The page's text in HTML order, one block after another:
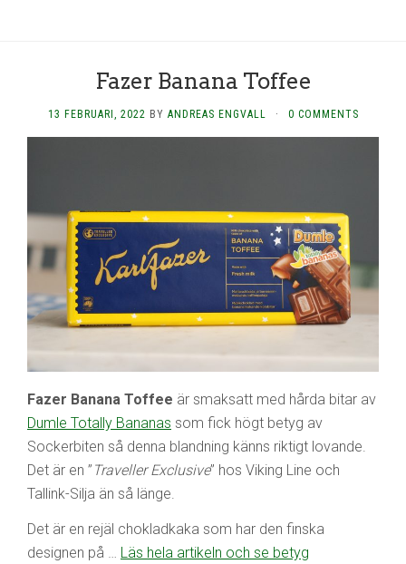
Fazer Banana Toffee
13 FEBRUARI, 2022 BY ANDREAS ENGVALL · 0 COMMENTS
Fazer Banana Toffee är smaksatt med hårda bitar av
Dumle Totally Bananas som fick högt betyg av
Sockerbiten så denna blandning känns riktigt lovande.
Det är en ” Traveller Exclusive” hos Viking Line och
Tallink-Silja än så länge.
Det är en rejäl chokladkaka som har den finska
designen på … Läs hela artikeln och se betyg